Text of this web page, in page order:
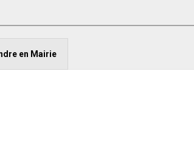
en Mairie